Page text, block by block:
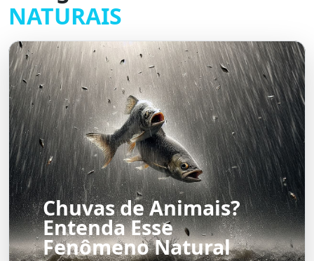
NATURAIS
Chuvas de Animais?
Entenda Esse
Fenômeno Natural